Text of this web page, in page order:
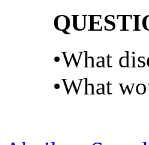
•What
•What